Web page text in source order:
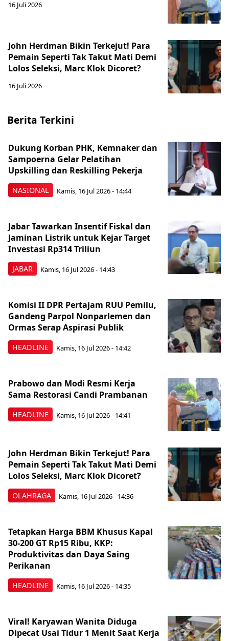
16 Juli 2026
John Herdman Bikin Terkejut! Para
Pemain Seperti Tak Takut Mati Demi
Lolos Seleksi, Marc Klok Dicoret?
16 Juli 2026
Berita Terkini
NASIONAL
Dukung Korban PHK, Kemnaker dan
Sampoerna Gelar Pelatihan
Upskilling dan Reskilling Pekerja
Kamis, 16 Jul 2026 - 14:44
JABAR
Jabar Tawarkan Insentif Fiskal dan
Jaminan Listrik untuk Kejar Target
Investasi Rp314 Triliun
Kamis, 16 Jul 2026 - 14:43
HEADLINE
Komisi II DPR Pertajam RUU Pemilu,
Gandeng Parpol Nonparlemen dan
Ormas Serap Aspirasi Publik
Kamis, 16 Jul 2026 - 14:42
HEADLINE
Prabowo dan Modi Resmi Kerja
Sama Restorasi Candi Prambanan
Kamis, 16 Jul 2026 - 14:41
OLAHRAGA
John Herdman Bikin Terkejut! Para
Pemain Seperti Tak Takut Mati Demi
Lolos Seleksi, Marc Klok Dicoret?
Kamis, 16 Jul 2026 - 14:36
HEADLINE
Tetapkan Harga BBM Khusus Kapal
30-200 GT Rp15 Ribu, KKP:
Produktivitas dan Daya Saing
Perikanan
Kamis, 16 Jul 2026 - 14:35
Viral! Karyawan Wanita Diduga
Dipecat Usai Tidur 1 Menit Saat Kerja